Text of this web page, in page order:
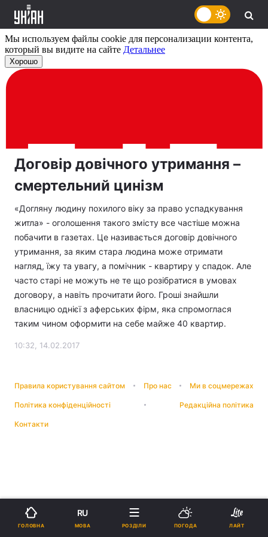
Договір довічного утримання –
смертельний цинізм
«Догляну людину похилого віку за право успадкування
житла» - оголошення такого змісту все частіше можна
побачити в газетах. Це називається договір довічного
утримання, за яким стара людина може отримати
нагляд, їжу та увагу, а помічник - квартиру у спадок. Але
часто старі не можуть не те що розібратися в умовах
договору, а навіть прочитати його. Гроші знайшли
власницю однієї з аферських фірм, яка спромоглася
таким чином оформити на себе майже 40 квартир.
10:32, 14.02.2017
Правила користування сайтом Про нас Ми в соцмережах
Політика конфіденційності Редакційна політика
Контакти
ГОЛОВНА
RU
МОВА РОЗДІЛИ ПОГОДА ЛАЙТ